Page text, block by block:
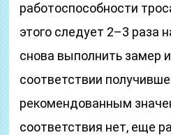
работоспособности
этого следует 2–3 раза
снова выполнить замер
соответствии
рекомендованным
соответствия нет, еще